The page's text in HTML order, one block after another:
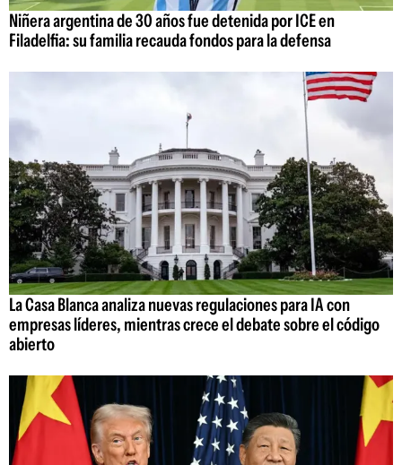
Niñera argentina de 30 años fue detenida por ICE en
Filadelfia: su familia recauda fondos para la defensa
La Casa Blanca analiza nuevas regulaciones para IA con
empresas líderes, mientras crece el debate sobre el código
abierto